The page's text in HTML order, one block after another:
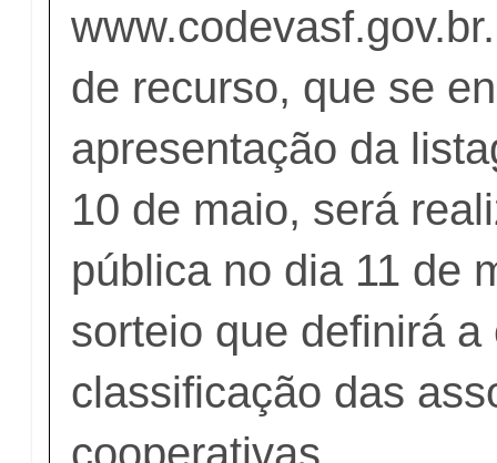
de recurso, que se
apresentação da
10 de maio, será
pública no dia 11 de
sorteio que definirá a
classificação das
cooperativas.